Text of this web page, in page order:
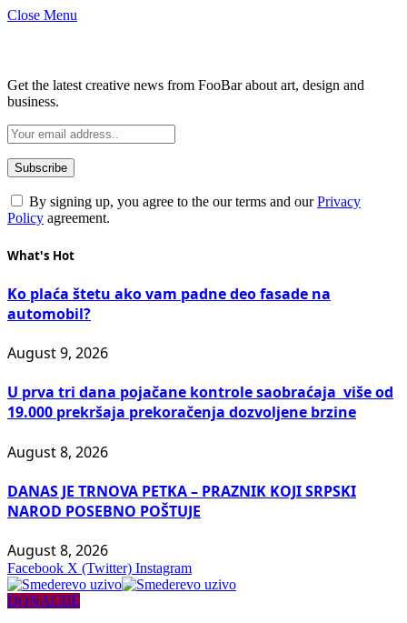
Close Menu
Get the latest creative news from FooBar about art, design and
business.
By signing up, you agree to the our terms and ourPrivacy
Policy agreement.
What's Hot
Ko plaća štetu ako vam padne deo fasade na
automobil?
August 9, 2026
U prva tri dana pojačane kontrole saobraćaja više od
19.000 prekršaja prekoračenja dozvoljene brzine
August 8, 2026
DANAS JE TRNOVA PETKA – PRAZNIK KOJI SRPSKI
NAROD POSEBNO POŠTUJE
August 8, 2026
Facebook X (Twitter) Instagram
DONACIJE